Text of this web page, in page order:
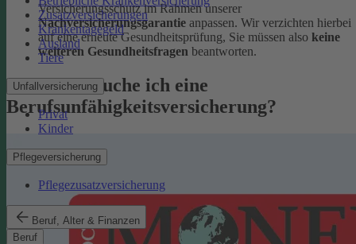
Zusatzversicherungen
Krankentagegeld
Ausland
Tiere
Unfallversicherung
Privat
Kinder
Pflegeversicherung
Pflegezusatzversicherung
Beruf, Alter & Finanzen
Beruf
Versicherungsschutz im Rahmen unserer
Nachversicherungsgarantie anpassen. Wir verzichten hierbei
auf eine erneute Gesundheitsprüfung, Sie müssen also keine
weiteren Gesundheitsfragen beantworten.
Warum brauche ich eine
Berufsunfähigkeitsversicherung?